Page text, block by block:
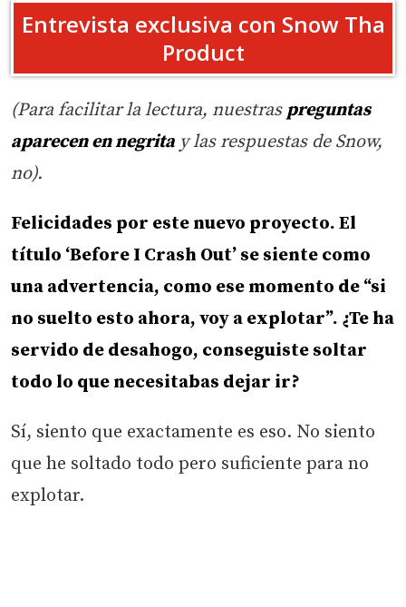
Entrevista exclusiva con Snow Tha
Product
(Para facilitar la lectura, nuestras preguntas
aparecen en negrita y las respuestas de Snow,
no).
Felicidades por este nuevo proyecto. El
título ‘Before I Crash Out’ se siente como
una advertencia, como ese momento de “si
no suelto esto ahora, voy a explotar”. ¿Te ha
servido de desahogo, conseguiste soltar
todo lo que necesitabas dejar ir?
Sí, siento que exactamente es eso. No siento
que he soltado todo pero suficiente para no
explotar.